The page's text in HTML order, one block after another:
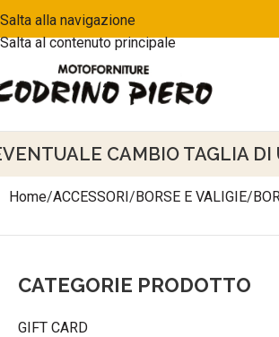
Salta alla navigazione
Salta al contenuto principale
CAMBIO TAGLIA
Home/ACCESSORI/BORSE E VALIGIE/
CATEGORIE PRODOTTO
GIFT CARD